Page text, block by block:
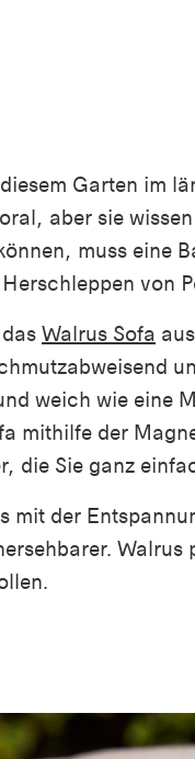
Garten im
aber sie
muss eine
von
Walrus Sofa
weich wie eine
mithilfe der
die Sie ganz
mit der